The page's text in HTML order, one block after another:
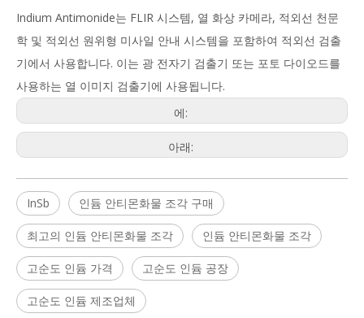
Indium Antimonide는 FLIR 시스템, 열 화상 카메라, 적외선 천문
학 및 적외선 원위형 미사일 안내 시스템을 포함하여 적외선 검출
기에서 사용합니다. 이는 광 전자기 검출기 또는 포토 다이오드를
사용하는 열 이미지 검출기에 사용됩니다.
에:
아래:
InSb 인듐 안티몬화물 조각 구매
최고의 인듐 안티몬화물 조각 인듐 안티몬화물 조각
고순도 인듐 가격 고순도 인듐 공장
고순도 인듐 제조업체